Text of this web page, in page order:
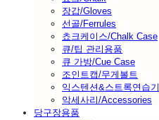
장갑/Gloves
선골/Ferrules
쵸크케이스/Chalk Case
큐/팁 관리용품
큐 가방/Cue Case
조인트캡/무게볼트
익스텐션&스트록연습기
악세사리/Accessories
당구장용품